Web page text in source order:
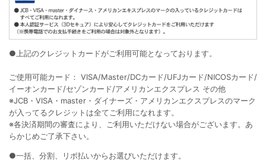
●上記のクレジットカードがご利用可能となっております。
ご使用可能カード： VISA/Master/DCカード/UFJカード/NICOSカード/
イーオンカード/セゾンカード/アメリカンエクスプレス その他
※JCB・VISA・master・ダイナーズ・アメリカンエクスプレスのマーク
が入ってるクレジットは全てご利用になれます。
※各決済期間の審査により、ご利用いただけない場合がございます。あ
らかじめご了承下さい。
●一括、分割、リボ払いからお選びいただけます。